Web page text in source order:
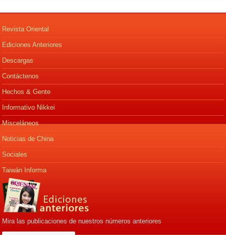
Revista Oriental
Ediciones Anteriores
Descargas
Contáctenos
Hechos & Gente
Informativo Nikkei
Misceláneos
Noticias de China
Sociales
Taiwán Informa
Mira las publicaciones de nuestros números anteriores